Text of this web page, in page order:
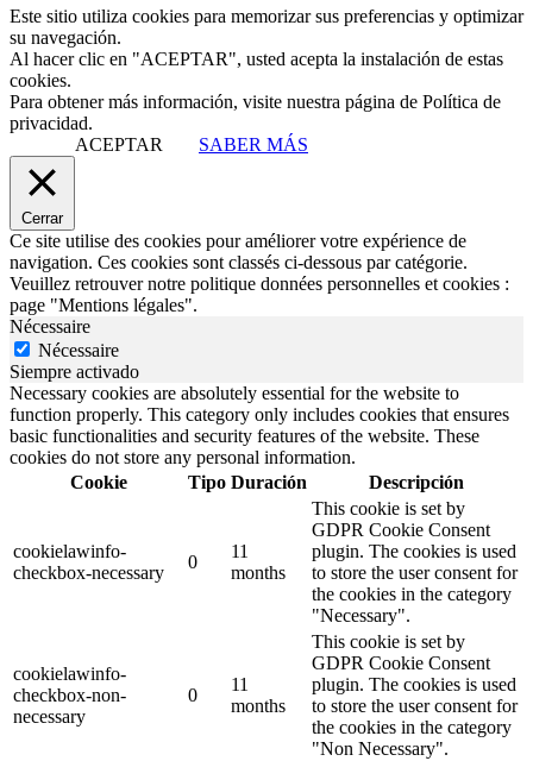
Este sitio utiliza cookies para memorizar sus preferencias y optimizar
su navegación.
Al hacer clic en "ACEPTAR", usted acepta la instalación de estas
cookies.
Para obtener más información, visite nuestra página de Política de
privacidad.
ACEPTAR
SABER MÁS
Cerrar
Ce site utilise des cookies pour améliorer votre expérience de
navigation. Ces cookies sont classés ci-dessous par catégorie.
Veuillez retrouver notre politique données personnelles et cookies :
page "Mentions légales".
Nécessaire
Nécessaire
Siempre activado
Necessary cookies are absolutely essential for the website to
function properly. This category only includes cookies that ensures
basic functionalities and security features of the website. These
cookies do not store any personal information.
Cookie
Tipo Duración Descripción
cookielawinfo-
checkbox-necessary
0
11
months
This cookie is set by
GDPR Cookie Consent
plugin. The cookies is used
to store the user consent for
the cookies in the category
"Necessary".
cookielawinfo-
checkbox-non-
necessary
0
11
months
This cookie is set by
GDPR Cookie Consent
plugin. The cookies is used
to store the user consent for
the cookies in the category
"Non Necessary".